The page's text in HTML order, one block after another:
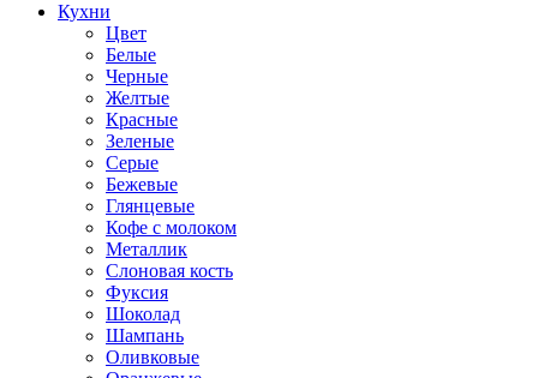
Кухни
Цвет
Белые
Черные
Желтые
Красные
Зеленые
Серые
Бежевые
Глянцевые
Кофе с молоком
Металлик
Слоновая кость
Фуксия
Шоколад
Шампань
Оливковые